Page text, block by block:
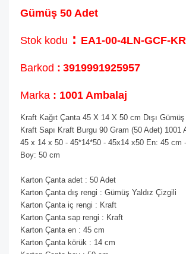
Gümüş 50 Adet
Stok kodu : EA1-00-4LN-GCF-
Barkod : 3919991925957
Marka : 1001 Ambalaj
Kraft Kağıt Çanta 45 X 14 X 50 cm Dışı
Kraft Sapı Kraft Burgu 90 Gram (50 Adet) 1001
45 x 14 x 50 - 45*14*50 - 45x14 x50 En: 45 cm
Boy: 50 cm
Karton Çanta adet : 50 Adet
Karton Çanta dış rengi : Gümüş Yaldız Çizgili
Karton Çanta iç rengi : Kraft
Karton Çanta sap rengi : Kraft
Karton Çanta en : 45 cm
Karton Çanta körük : 14 cm